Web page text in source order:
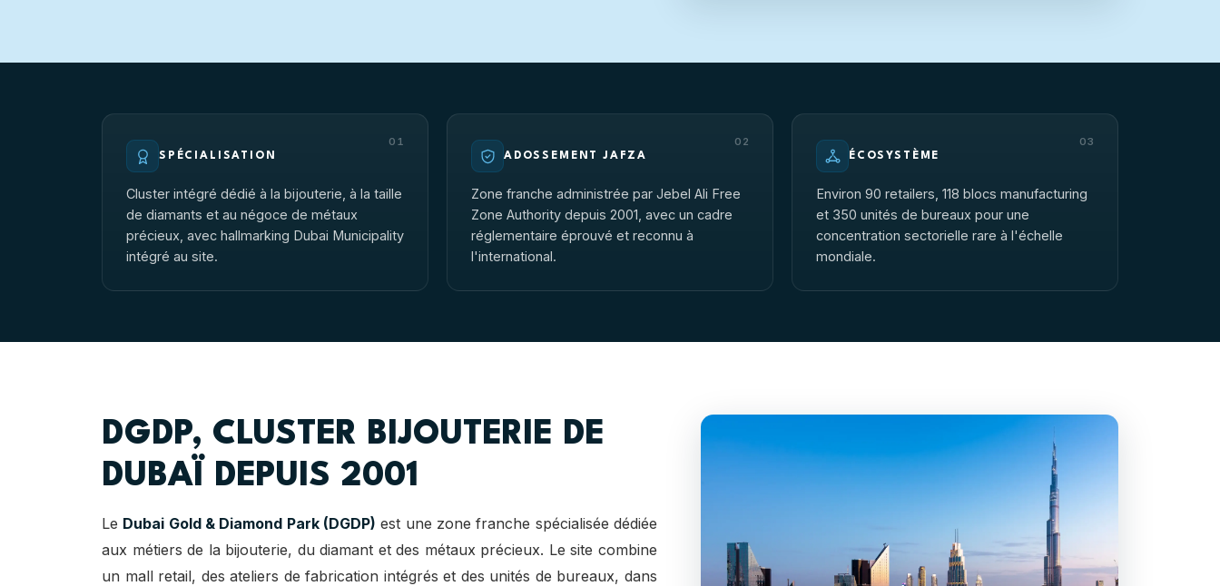
SPÉCIALISATION
01
Cluster intégré dédié à la bijouterie, à la taille
de diamants et au négoce de métaux
précieux, avec hallmarking Dubai Municipality
intégré au site.
ADOSSEMENT JAFZA
02
Zone franche administrée par Jebel Ali Free
Zone Authority depuis 2001, avec un cadre
réglementaire éprouvé et reconnu à
l'international.
ÉCOSYSTÈME
03
Environ 90 retailers, 118 blocs manufacturing
et 350 unités de bureaux pour une
concentration sectorielle rare à l'échelle
mondiale.
DGDP, CLUSTER BIJOUTERIE DE
DUBAÏ DEPUIS 2001
Le Dubai Gold & Diamond Park (DGDP) est une zone franche spécialisée dédiée
aux métiers de la bijouterie, du diamant et des métaux précieux. Le site combine
un mall retail, des ateliers de fabrication intégrés et des unités de bureaux, dans